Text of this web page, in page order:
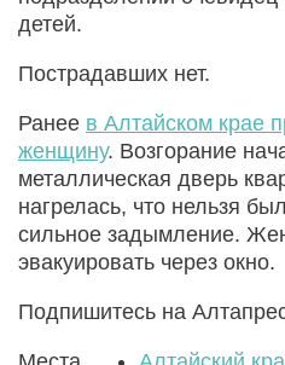
детей.
Пострадавших нет.
Ранее в Алтайском крае
женщину. Возгорание
металлическая дверь
нагрелась, что нельзя
сильное задымление.
эвакуировать через окно.
Подпишитесь на